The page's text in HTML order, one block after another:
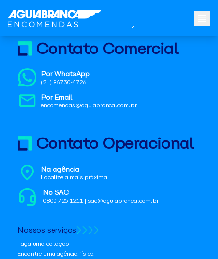
Contato Comercial
Por WhatsApp
(21) 96730-4726
Por Email
encomendas@aguiabranca.com.br
Contato Operacional
Na agência
Localize a mais próxima
No SAC
0800 725 1211 | sac@aguiabranca.com.br
Nossos serviços
Faça uma cotação
Encontre uma agência física